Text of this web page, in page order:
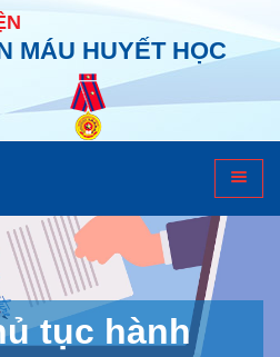
MÁU HUYẾT HỌC
tục hành